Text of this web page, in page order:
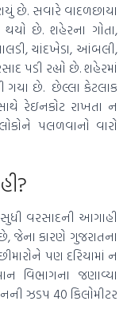
છે. સવારે વાદળછાયા
છે. શહેરના ગોતા,
ચાંદખેડા, આંબલી,
પડી રહ્યો છે. શહેરમાં
ગયા છે. છેલ્લા કેટલાક
રેઇનકોટ રાખતા ન
પલળવાનો વારો
વરસાદની આગાહી
જેના કારણે ગુજરાતના
પણ દરિયામાં ન
વિભાગના જણાવ્યા
ઝડપ 40 કિલોમીટર